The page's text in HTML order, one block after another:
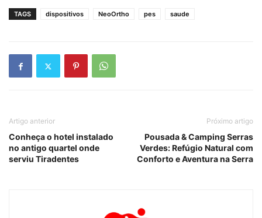
TAGS dispositivos NeoOrtho pes saude
Artigo anterior
Conheça o hotel instalado
no antigo quartel onde
serviu Tiradentes
Próximo artigo
Pousada & Camping Serras
Verdes: Refúgio Natural com
Conforto e Aventura na Serra